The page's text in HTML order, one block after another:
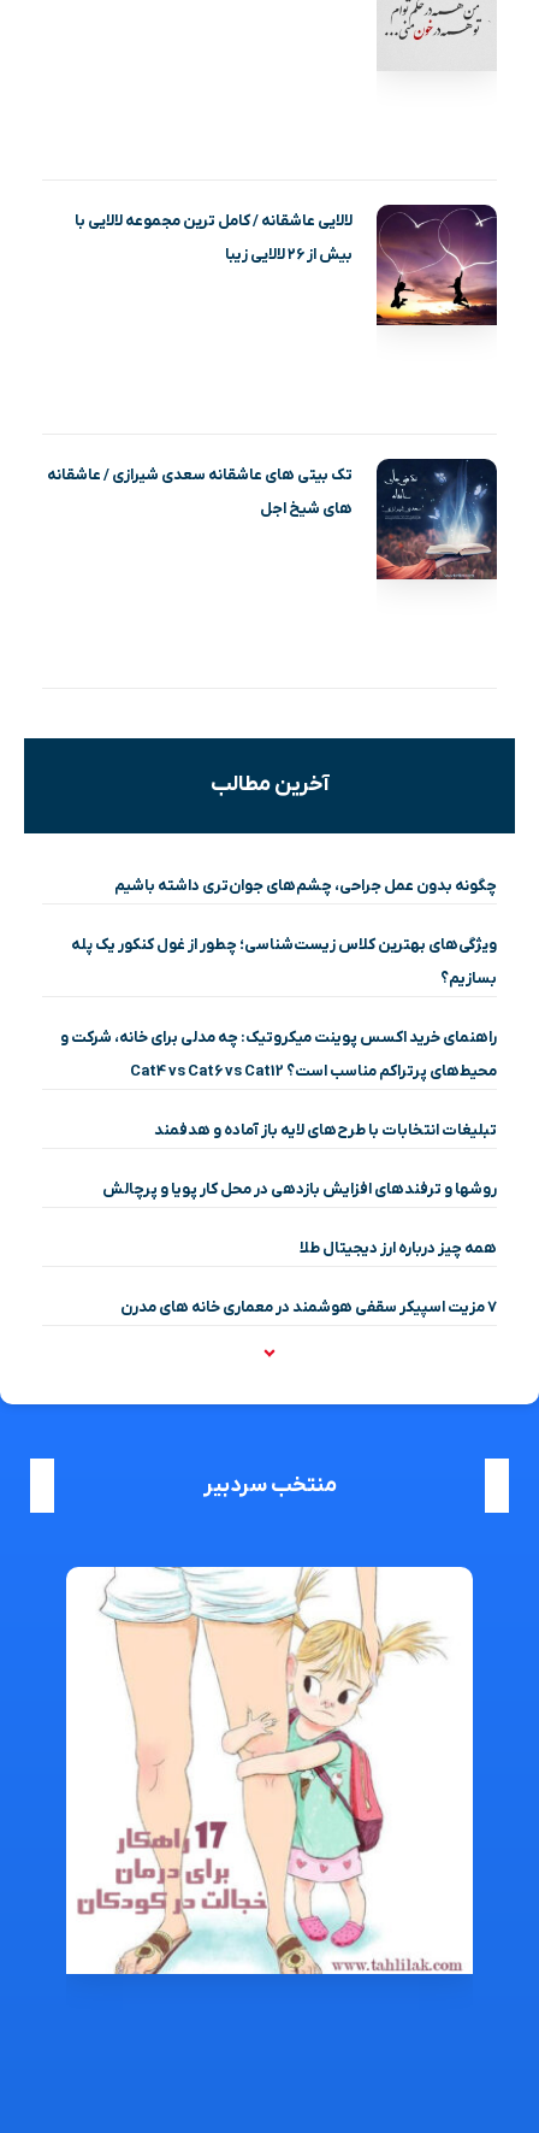
لالایی عاشقانه / کامل ترین مجموعه لالایی با
بیش از ۲۶ لالایی زیبا
تک بیتی های عاشقانه سعدی شیرازی / عاشقانه
های شیخ اجل
آخرین مطالب
چگونه بدون عمل جراحی، چشم‌های جوان‌تری داشته باشیم
ویژگی‌های بهترین کلاس زیست‌شناسی؛ چطور از غول کنکور یک پله
بسازیم؟
راهنمای خرید اکسس پوینت میکروتیک: چه مدلی برای خانه، شرکت و
محیط‌های پرتراکم مناسب است؟ Cat4 vs Cat6 vs Cat12
تبلیغات انتخابات با طرح‌های لایه باز آماده و هدفمند
روشها و ترفندهای افزایش بازدهی در محل کار پویا و پرچالش
همه چیز درباره ارز دیجیتال طلا
۷ مزیت اسپیکر سقفی هوشمند در معماری خانه‌ های مدرن
منتخب سردبیر